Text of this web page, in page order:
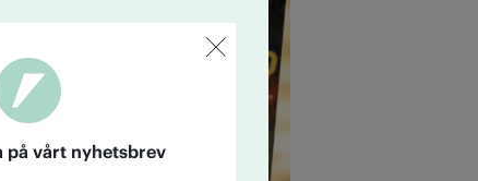
på vårt nyhetsbrev